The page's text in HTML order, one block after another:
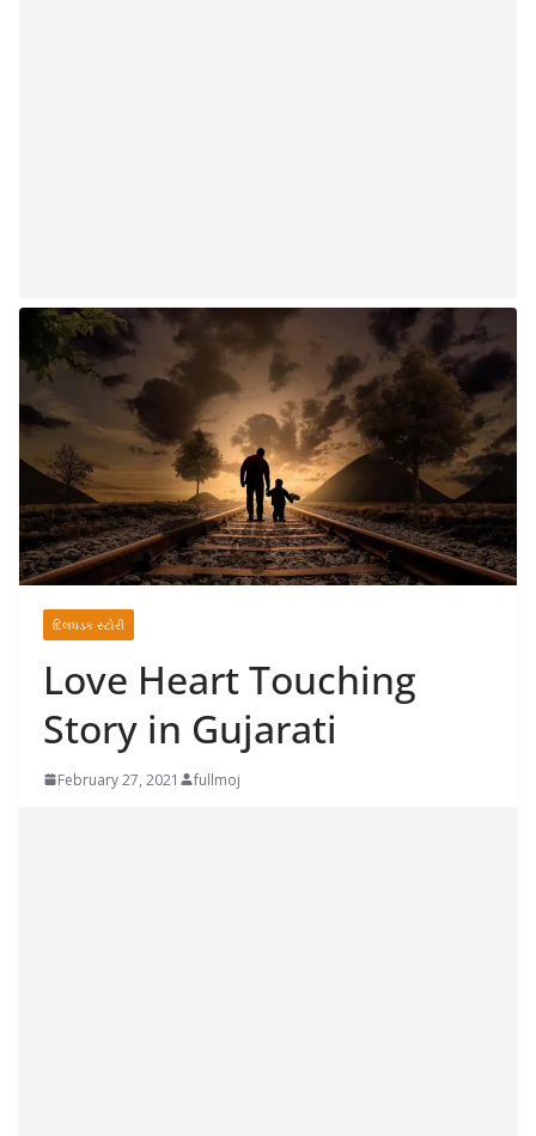
દિલધડક સ્ટોરી
Love Heart Touching
Story in Gujarati
February 27, 2021 fullmoj